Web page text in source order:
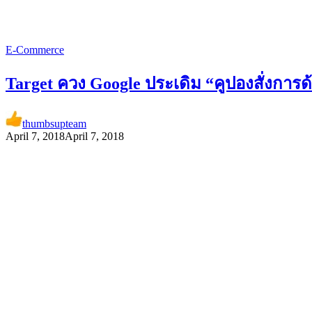
E-Commerce
Target ควง Google ประเดิม “คูปองสั่งการ
thumbsupteam
April 7, 2018April 7, 2018